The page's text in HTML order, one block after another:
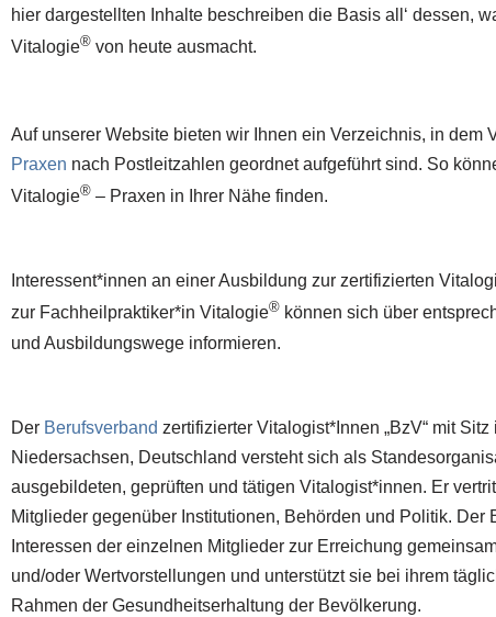
hier dargestellten Inhalte beschreiben die Basis all‘ dessen,
Vitalogie® von heute ausmacht.
Auf unserer Website bieten wir Ihnen ein Verzeichnis, in dem
Praxen nach Postleitzahlen geordnet aufgeführt sind. So
Vitalogie® – Praxen in Ihrer Nähe finden.
Interessent*innen an einer Ausbildung zur zertifizierten
zur Fachheilpraktiker*in Vitalogie® können sich über
und Ausbildungswege informieren.
Der Berufsverband zertifizierter Vitalogist*Innen „BzV“ mit Sitz
Niedersachsen, Deutschland versteht sich als
ausgebildeten, geprüften und tätigen Vitalogist*innen. Er
Mitglieder gegenüber Institutionen, Behörden und Politik. Der
Interessen der einzelnen Mitglieder zur Erreichung
und/oder Wertvorstellungen und unterstützt sie bei ihrem
Rahmen der Gesundheitserhaltung der Bevölkerung.